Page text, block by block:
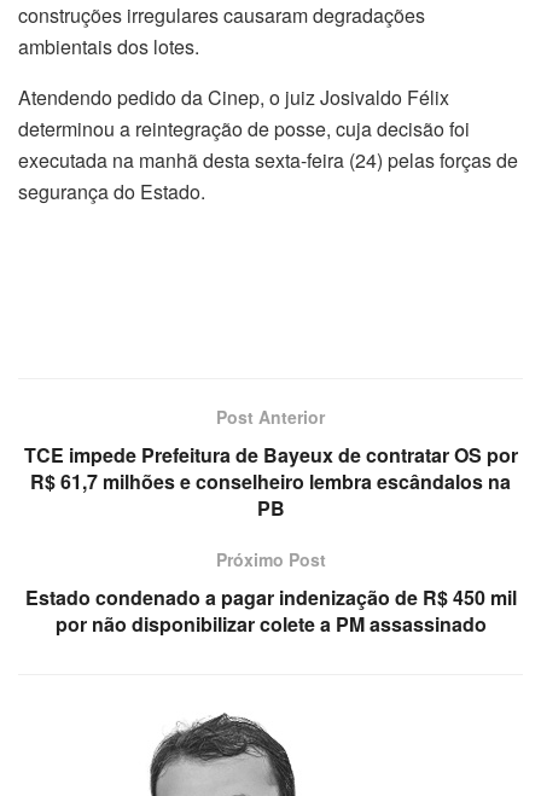
construções irregulares causaram degradações
ambientais dos lotes.
Atendendo pedido da Cinep, o juiz Josivaldo Félix
determinou a reintegração de posse, cuja decisão foi
executada na manhã desta sexta-feira (24) pelas forças de
segurança do Estado.
Post Anterior
TCE impede Prefeitura de Bayeux de contratar OS por
R$ 61,7 milhões e conselheiro lembra escândalos na
PB
Próximo Post
Estado condenado a pagar indenização de R$ 450 mil
por não disponibilizar colete a PM assassinado